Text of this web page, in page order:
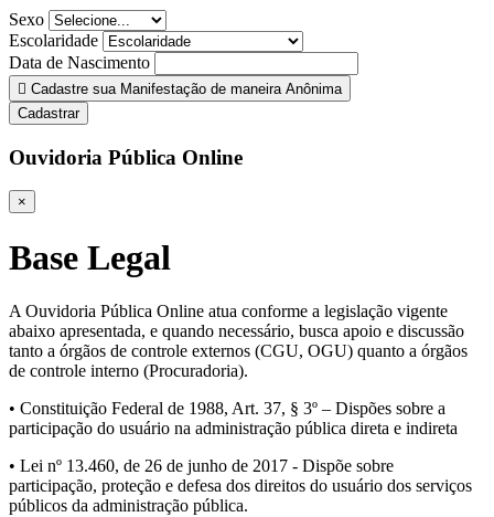
Sexo
Escolaridade
Data de Nascimento
Cadastre sua Manifestação de maneira Anônima
Cadastrar
Ouvidoria Pública Online
×
Base Legal
A Ouvidoria Pública Online atua conforme a legislação vigente
abaixo apresentada, e quando necessário, busca apoio e discussão
tanto a órgãos de controle externos (CGU, OGU) quanto a órgãos
de controle interno (Procuradoria).
• Constituição Federal de 1988, Art. 37, § 3º – Dispões sobre a
participação do usuário na administração pública direta e indireta
• Lei nº 13.460, de 26 de junho de 2017 - Dispõe sobre
participação, proteção e defesa dos direitos do usuário dos serviços
públicos da administração pública.